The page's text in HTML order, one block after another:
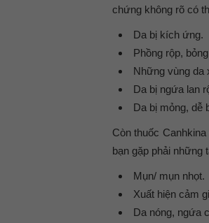
chứng không rõ có
Da bị kích ứng.
Phồng rộp,
Những vùng da
Da bị ngứa lan
Da bị mỏng, dễ
Còn thuốc
bạn gặp phải những
Mụn/ mụn nhọt.
Xuất hiện cảm
Da nóng, ngứa